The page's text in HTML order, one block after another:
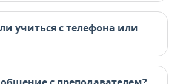
учиться с телефона или